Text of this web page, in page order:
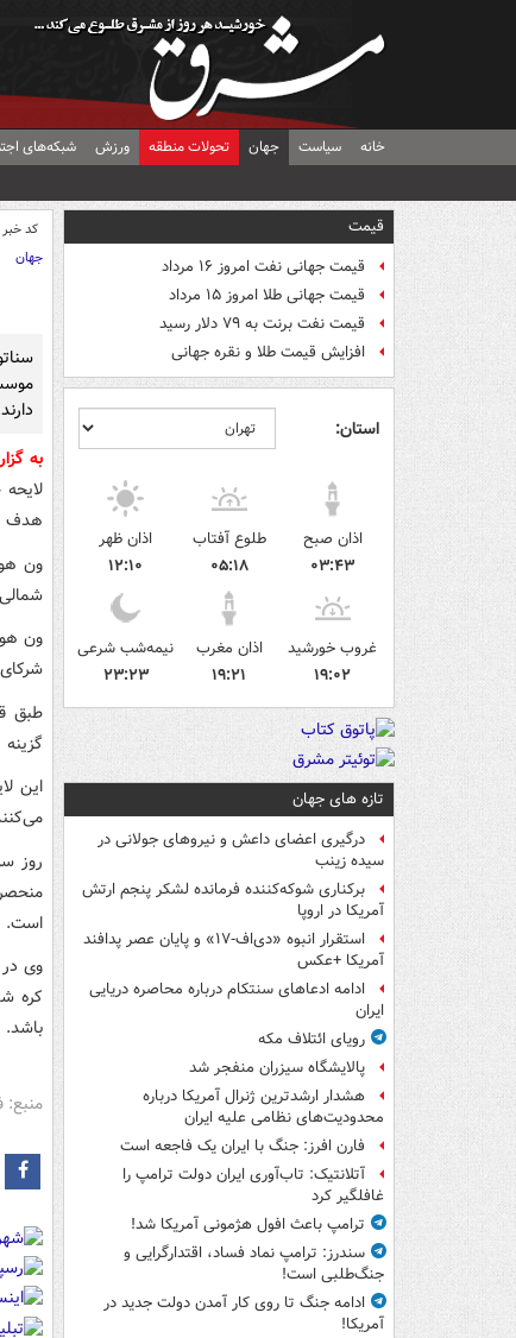
خانه سیاست جهان تحولات منطقه ورزش شبکه‌های
قیمت
قیمت جهانی نفت امروز ۱۶ مرداد
قیمت جهانی طلا امروز ۱۵ مرداد
قیمت نفت برنت به ۷۹ دلار رسید
افزایش قیمت طلا و نقره جهانی
استان:
اذان صبح
۰۳:۴۳
طلوع آفتاب
۰۵:۱۸
اذان ظهر
۱۲:۱۰
غروب خورشید
۱۹:۰۲
اذان مغرب
۱۹:۲۱
نیمه‌شب شرعی
۲۳:۲۳
تازه های جهان
درگیری اعضای داعش و نیروهای جولانی در
سیده زینب
برکناری شوکه‌کننده فرمانده لشکر پنجم ارتش
آمریکا در اروپا
استقرار انبوه «دی‌اف‑۱۷» و پایان عصر پدافند
آمریکا +عکس
ادامه ادعاهای سنتکام درباره محاصره دریایی
ایران
رویای ائتلاف مکه
پالایشگاه سیزران منفجر شد
هشدار ارشدترین ژنرال آمریکا درباره
محدودیت‌های نظامی علیه ایران
فارن افرز: جنگ با ایران یک فاجعه است
آتلانتیک: تاب‌آوری ایران دولت ترامپ را
غافلگیر کرد
ترامپ باعث افول هژمونی آمریکا شد!
سندرز: ترامپ نماد فساد، اقتدارگرایی و
جنگ‌طلبی است!
ادامه جنگ تا روی کار آمدن دولت جدید در
آمریکا!
کد خبر
جهان
به
هدف
ون
ون
طبق
این
روز
است.
وی
کره
باشد.